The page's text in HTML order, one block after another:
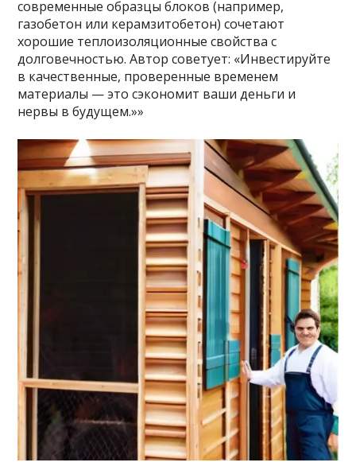
современные образцы блоков (например,
газобетон или керамзитобетон) сочетают
хорошие теплоизоляционные свойства с
долговечностью. Автор советует: «Инвестируйте
в качественные, проверенные временем
материалы — это сэкономит ваши деньги и
нервы в будущем.»»